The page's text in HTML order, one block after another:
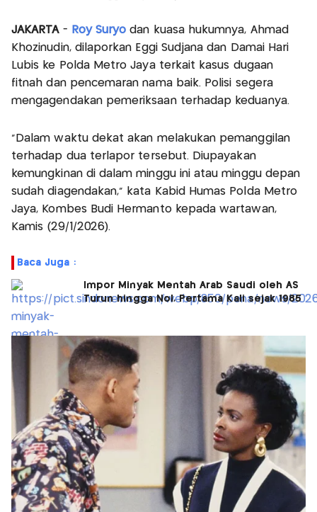
JAKARTA- Roy Suryodan kuasa hukumnya, Ahmad
Khozinudin, dilaporkan Eggi Sudjana dan Damai Hari
Lubis ke Polda Metro Jaya terkait kasus dugaan
fitnah dan pencemaran nama baik. Polisi segera
mengagendakan pemeriksaan terhadap keduanya.
“Dalam waktu dekat akan melakukan pemanggilan
terhadap dua terlapor tersebut. Diupayakan
kemungkinan di dalam minggu ini atau minggu depan
sudah diagendakan,” kata Kabid Humas Polda Metro
Jaya, Kombes Budi Hermanto kepada wartawan,
Kamis (29/1/2026).
Baca Juga :
Impor Minyak Mentah Arab Saudi oleh AS
Turun hingga Nol, Pertama Kali sejak 1985